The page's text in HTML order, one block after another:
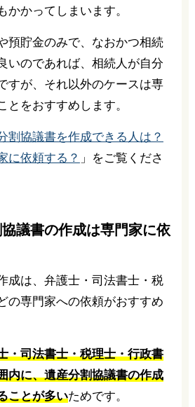
かかってしまいます。
預貯金のみで、なおかつ相続
いのであれば、相続人が自分
すが、それ以外のケースは専
とをおすすめします。
割協議書を作成できる人は？
に依頼する？ 」をご覧くださ
議書の作成は専門家に依
成は、弁護士・司法書士・税
の専門家への依頼がおすすめ
・司法書士・税理士・行政書
内に、遺産分割協議書の作成
ことが多いためです。